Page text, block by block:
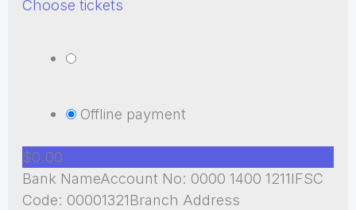
Choose tickets
Offline payment
$0.00
Bank NameAccount No: 0000 1400 1211IFSC
Code: 00001321Branch Address